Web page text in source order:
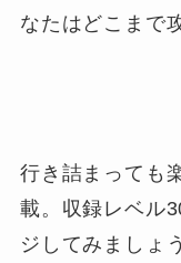
なたはどこまで
行き詰まっても
載。収録レベル
ジしてみましょ